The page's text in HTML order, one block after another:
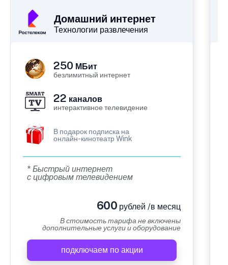
Домашний интернет
Технологии развлечения
250 МБит
безлимитный интернет
22 каналов
интерактивное телевидение
В подарок подписка на
онлайн-кинотеатр Wink
* Быстрый интернет
с цифровым телевидением
600 рублей /в месяц
В стоимость тарифа не включены
дополнительные услуги и оборудование
подключаем по акции